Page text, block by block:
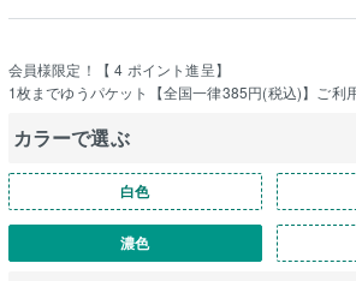
会員様限定！【 4 ポイント進呈】
1枚までゆうパケット【全国一律385円(税込)】ご利
カラーで選ぶ
白色
濃色